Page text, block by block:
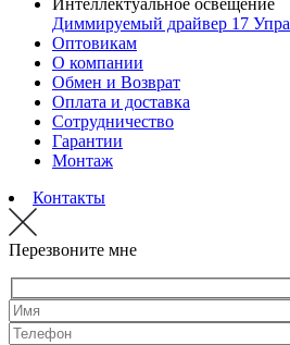
Интеллектуальное освещение
Диммируемый драйвер 17
Оптовикам
О компании
Обмен и Возврат
Оплата и доставка
Сотрудничество
Гарантии
Монтаж
Контакты
Перезвоните мне